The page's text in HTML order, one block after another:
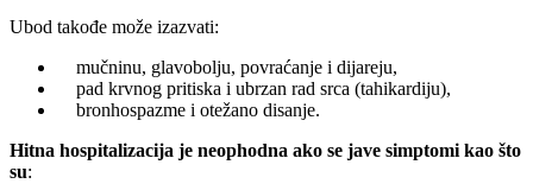
Ubod takođe može izazvati:
mučninu, glavobolju, povraćanje i dijareju,
pad krvnog pritiska i ubrzan rad srca (tahikardiju),
bronhospazme i otežano disanje.
Hitna hospitalizacija je neophodna ako se jave simptomi kao što
su: